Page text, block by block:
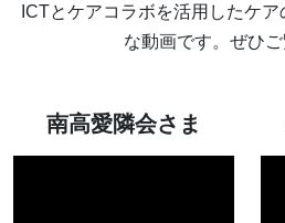
ICTとケアコラボを活用したケ
な動画です。ぜひご
南高愛隣会さま